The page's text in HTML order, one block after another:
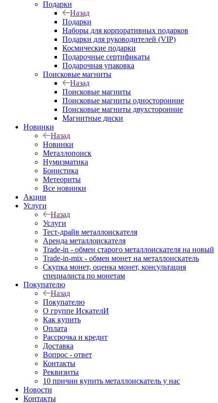
Подарки
Назад
Подарки
Наборы для корпоративных подарков
Подарки для руководителей (VIP)
Космические подарки
Подарочные сертификаты
Подарочная упаковка
Поисковые магниты
Назад
Поисковые магниты
Поисковые магниты односторонние
Поисковые магниты двухсторонние
Магнитные диски
Новинки
Назад
Новинки
Металлопоиск
Нумизматика
Бонистика
Метеориты
Все новинки
Акции
Услуги
Назад
Услуги
Тест-драйв металлоискателя
Аренда металлоискателя
Trade-in - обмен старого металлоискателя на новый
Trade-in-mix - обмен монет на металлоискатель
Скупка монет, оценка монет, консультация
специалиста по монетам
Покупателю
Назад
Покупателю
О группе ИскателИ
Как купить
Оплата
Рассрочка и кредит
Доставка
Вопрос - ответ
Контакты
Реквизиты
10 причин купить металлоискатель у нас
Новости
Контакты